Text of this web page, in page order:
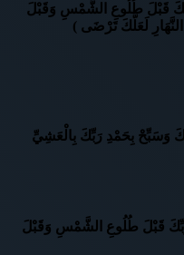
قَبْلَ طُلُوعِ الشَّمْسِ وَقَبْلَ
لَعَلَّكَ تَرْضَى )
وَسَبِّحْ بِحَمْدِ رَبِّكَ بِالْعَشِيِّ
قَبْلَ طُلُوعِ الشَّمْسِ وَقَبْلَ